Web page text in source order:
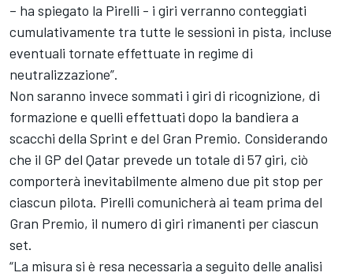
– ha spiegato la Pirelli - i giri verranno conteggiati
cumulativamente tra tutte le sessioni in pista, incluse
eventuali tornate effettuate in regime di
neutralizzazione”.
Non saranno invece sommati i giri di ricognizione, di
formazione e quelli effettuati dopo la bandiera a
scacchi della Sprint e del Gran Premio. Considerando
che il GP del Qatar prevede un totale di 57 giri, ciò
comporterà inevitabilmente almeno due pit stop per
ciascun pilota. Pirelli comunicherà ai team prima del
Gran Premio, il numero di giri rimanenti per ciascun
set.
“La misura si è resa necessaria a seguito delle analisi